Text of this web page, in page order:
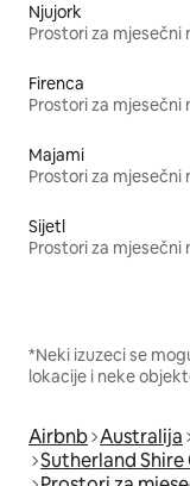
Njujork
Prostori za mjesečni
Firenca
Prostori za mjesečni
Majami
Prostori za mjesečni
Sijetl
Prostori za mjesečni
*Neki izuzeci se
lokacije i neke
Airbnb Australija
Sutherland Shire